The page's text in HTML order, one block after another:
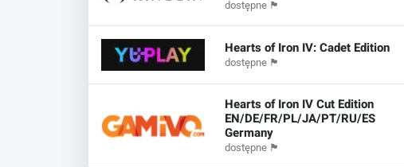
dostępne 🏴
Hearts of Iron IV: Cadet Edition
dostępne 🏴
Hearts of Iron IV Cut Edition
EN/DE/FR/PL/JA/PT/RU/ES
Germany
dostępne 🏴